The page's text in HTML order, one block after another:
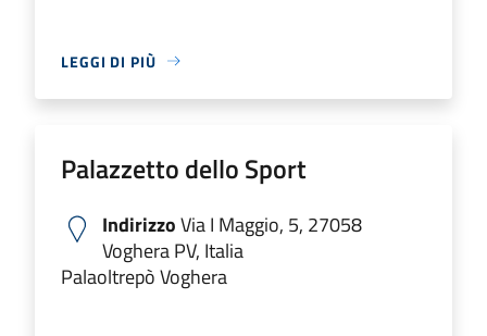
LEGGI DI PIÙ
Palazzetto dello Sport
IndirizzoVia I Maggio, 5, 27058
Voghera PV, Italia
Palaoltrepò Voghera